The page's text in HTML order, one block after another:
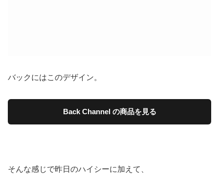
バックにはこのデザイン。
Back Channel の商品を見る
そんな感じで昨日のハイシーに加えて、